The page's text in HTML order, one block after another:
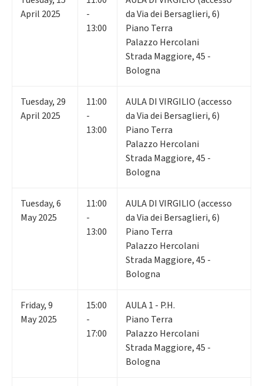
April 2025
-
13:00
da Via dei Bersaglieri, 6)
Piano Terra
Palazzo Hercolani
Strada Maggiore, 45 -
Bologna
Tuesday, 29
April 2025
11:00
-
13:00
AULA DI VIRGILIO (accesso
da Via dei Bersaglieri, 6)
Piano Terra
Palazzo Hercolani
Strada Maggiore, 45 -
Bologna
Tuesday,6
May 2025
11:00
-
13:00
AULA DI VIRGILIO (accesso
da Via dei Bersaglieri, 6)
Piano Terra
Palazzo Hercolani
Strada Maggiore, 45 -
Bologna
Friday,9
May 2025
15:00
-
17:00
AULA 1 - P.H.
Piano Terra
Palazzo Hercolani
Strada Maggiore, 45 -
Bologna